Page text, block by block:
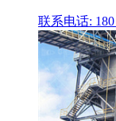
联系电话: 180